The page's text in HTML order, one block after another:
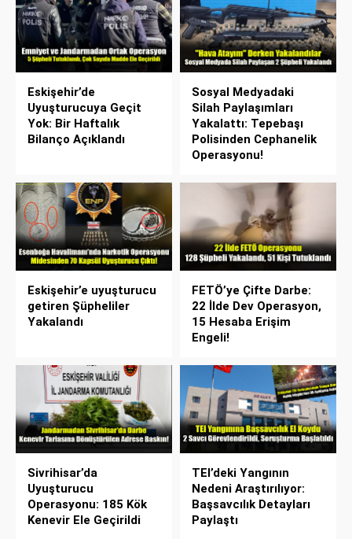
Eskişehir’de
Uyuşturucuya Geçit
Yok: Bir Haftalık
Bilanço Açıklandı
Sosyal Medyadaki
Silah Paylaşımları
Yakalattı: Tepebaşı
Polisinden Cephanelik
Operasyonu!
Eskişehir’e uyuşturucu
getiren Şüpheliler
Yakalandı
FETÖ’ye Çifte Darbe:
22 İlde Dev Operasyon,
15 Hesaba Erişim
Engeli!
Sivrihisar’da
Uyuşturucu
Operasyonu: 185 Kök
Kenevir Ele Geçirildi
TEI’deki Yangının
Nedeni Araştırılıyor:
Başsavcılık Detayları
Paylaştı